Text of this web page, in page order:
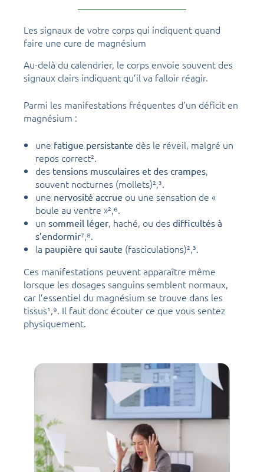
Les signaux de votre corps qui indiquent quand
faire une cure de magnésium
Au-delà du calendrier, le corps envoie souvent des
signaux clairs indiquant qu’il va falloir réagir.
Parmi les manifestations fréquentes d’un déficit en
magnésium :
une fatigue persistante dès le réveil, malgré un
repos correct².
des tensions musculaires et des crampes,
souvent nocturnes (mollets)²,³.
une nervosité accrue ou une sensation de «
boule au ventre »²,⁶.
un sommeil léger, haché, ou des difficultés à
s’endormir⁷,⁸.
la paupière qui saute (fasciculations)²,³.
Ces manifestations peuvent apparaître même
lorsque les dosages sanguins semblent normaux,
car l’essentiel du magnésium se trouve dans les
tissus¹,⁹. Il faut donc écouter ce que vous sentez
physiquement.